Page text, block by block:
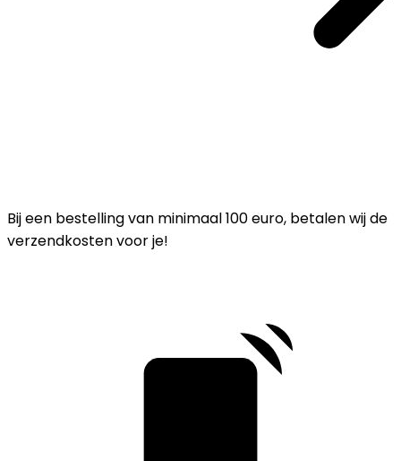
Bij een bestelling van minimaal 100 euro, betalen wij de
verzendkosten voor je!